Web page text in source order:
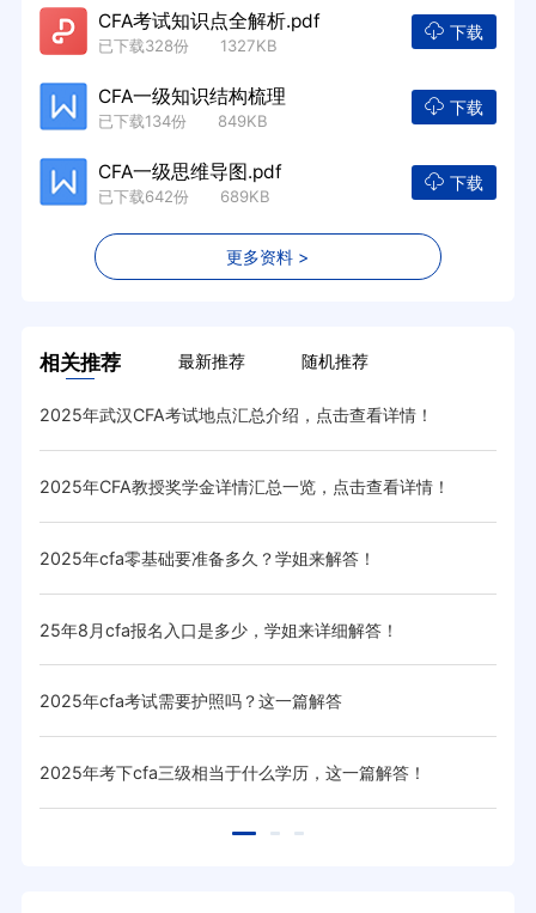
CFA考试知识点全解析.pdf
已下载328份 1327KB
下载
CFA一级知识结构梳理
已下载134份 849KB
下载
CFA一级思维导图.pdf
已下载642份 689KB
下载
更多资料 >
相关推荐 最新推荐 随机推荐
2025年武汉CFA考试地点汇总介绍，点击查看详情！
2025年CFA教授奖学金详情汇总一览，点击查看详情！
2025年cfa零基础要准备多久？学姐来解答！
25年8月cfa报名入口是多少，学姐来详细解答！
2025年cfa考试需要护照吗？这一篇解答
2025年考下cfa三级相当于什么学历，这一篇解答！